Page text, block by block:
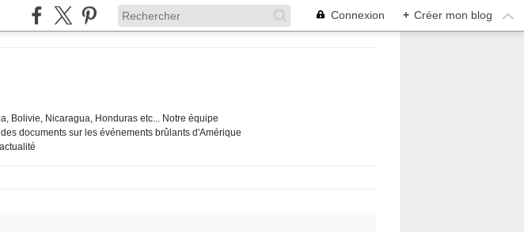
Connexion + Créer mon blog
Bolivie, Nicaragua, Honduras etc... Notre équipe
documents sur les événements brûlants d'Amérique